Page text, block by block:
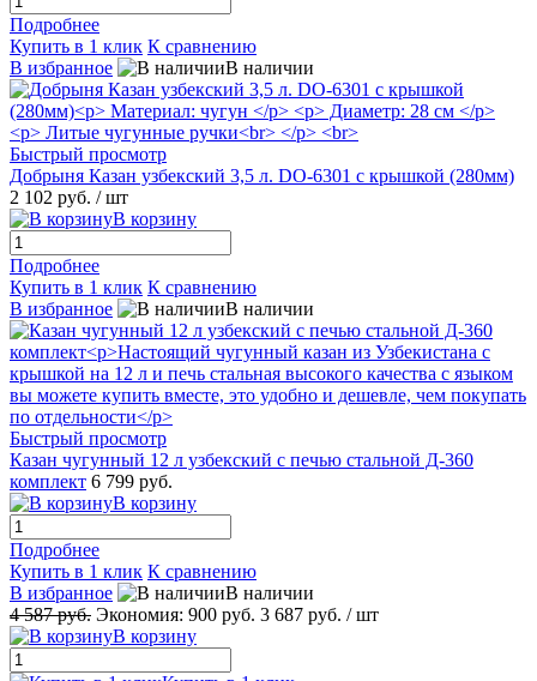
Подробнее
Купить в 1 клик К сравнению
В избранное
В наличии
Быстрый просмотр
Добрыня Казан узбекский 3,5 л. DO-6301 с крышкой (280мм)
2 102 руб. / шт
В корзину
Подробнее
Купить в 1 клик К сравнению
В избранное
В наличии
Быстрый просмотр
Казан чугунный 12 л узбекский с печью стальной Д-360
комплект 6 799 руб.
В корзину
Подробнее
Купить в 1 клик К сравнению
В избранное
В наличии
4 587 руб. Экономия: 900 руб. 3 687 руб. / шт
В корзину